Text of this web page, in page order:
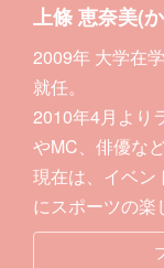
上條 恵奈美(
2009年 大学在
就任。
2010年4月より
やMC、俳優な
現在は、イベン
にスポーツの楽